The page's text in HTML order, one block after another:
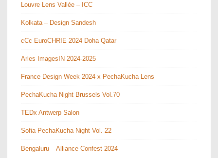
Louvre Lens Vallée – ICC
Kolkata – Design Sandesh
cCc EuroCHRIE 2024 Doha Qatar
Arles ImagesIN 2024-2025
France Design Week 2024 x PechaKucha Lens
PechaKucha Night Brussels Vol.70
TEDx Antwerp Salon
Sofia PechaKucha Night Vol. 22
Bengaluru – Alliance Confest 2024